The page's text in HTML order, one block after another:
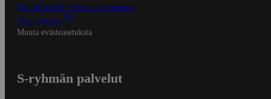
Mobiilisovelluksen saavutettavuus
Mainostajalle
Muuta evästeasetuksia
S-ryhmän palvelut